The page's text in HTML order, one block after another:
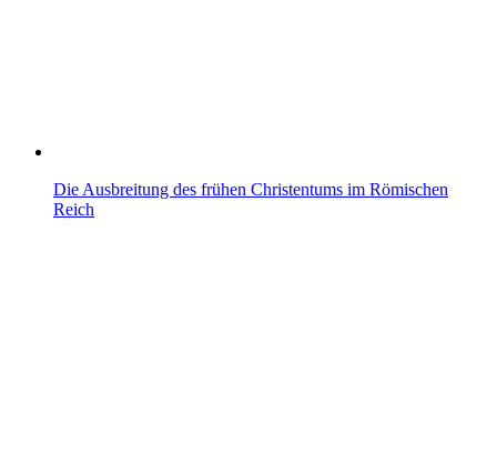
Die Ausbreitung des frühen Christentums im Römischen
Reich